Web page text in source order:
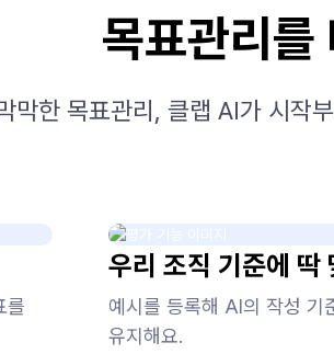
목표관리를
막한 목표관리, 클랩 AI가 시작
를
우리 조직 기준에 딱
예시를 등록해 AI의 작성 기
유지해요.